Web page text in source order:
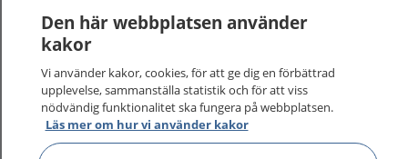
sjukdomar och vilka mottagningar du kan kontakta.
Logga in för att läsa din journal och göra dina
vårdärenden. Ring telefonnummer 1177 för
sjukvårdsrådgivning dygnet runt.
1177 ger dig råd när du vill må bättre.
Den här webbplatsen använder
kakor
Vi använder kakor, cookies, för att ge dig en förbättrad
upplevelse, sammanställa statistik och för att viss
nödvändig funktionalitet ska fungera på webbplatsen.
Läs mer om hur vi använder kakor